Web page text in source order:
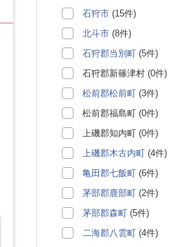
石狩市 (15件)
北斗市 (8件)
石狩郡当別町 (5件)
石狩郡新篠津村 (0件)
松前郡松前町 (3件)
松前郡福島町 (0件)
上磯郡知内町 (0件)
上磯郡木古内町 (4件)
亀田郡七飯町 (6件)
茅部郡鹿部町 (2件)
茅部郡森町 (5件)
二海郡八雲町 (4件)